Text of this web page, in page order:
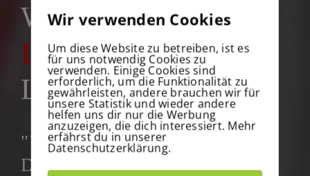
WIM UND ELKE
LIEBENIHR
LASTER
"WEIL MIR MEIN VATER
DIE TRADITION DER
Wir verwenden Cookies
Um diese Website zu betreiben, ist es
für uns notwendig Cookies zu
verwenden. Einige Cookies sind
erforderlich, um die Funktionalität zu
gewährleisten, andere brauchen wir für
unsere Statistik und wieder andere
helfen uns dir nur die Werbung
anzuzeigen, die dich interessiert. Mehr
erfährst du in unserer
Datenschutzerklärung.